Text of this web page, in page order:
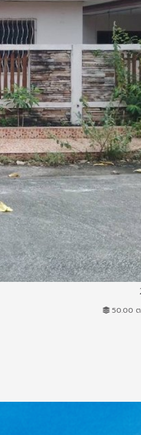
50.00 ต